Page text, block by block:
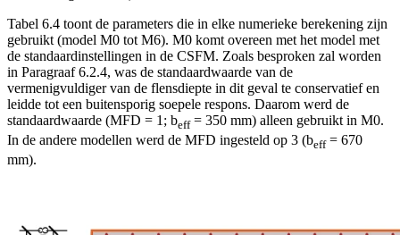
Tabel 6.4 toont de parameters die in elke numerieke berekening zijn
gebruikt (model M0 tot M6). M0 komt overeen met het model met
de standaardinstellingen in de CSFM. Zoals besproken zal worden
in Paragraaf 6.2.4, was de standaardwaarde van de
vermenigvuldiger van de flensdiepte in dit geval te conservatief en
leidde tot een buitensporig soepele respons. Daarom werd de
standaardwaarde (MFD = 1; beff= 350 mm) alleen gebruikt in M0.
In de andere modellen werd de MFD ingesteld op 3 (beff= 670
mm).